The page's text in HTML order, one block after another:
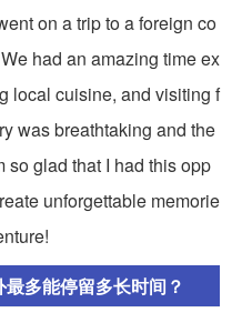
on a trip to a foreign co
had an amazing time ex
local cuisine, and visiting f
was breathtaking and the
so glad that I had this opp
unforgettable memorie
多能停留多长时间？